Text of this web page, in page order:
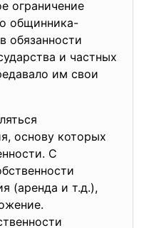
ограничение
общинника-
обязанности
и частных
им свои
основу которых
С
(аренда и т.д.),